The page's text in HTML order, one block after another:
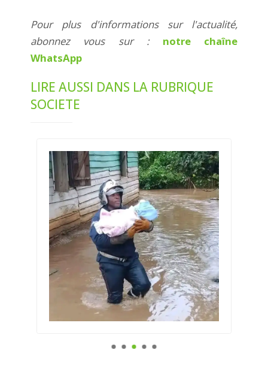
Pour plus d'informations sur l'actualité,
abonnez vous sur : notre chaîne
WhatsApp
LIRE AUSSI DANS LA RUBRIQUE
SOCIETE